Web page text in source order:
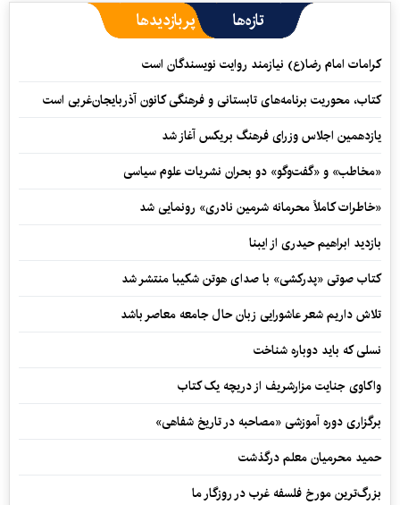
تازه‌ها پربازدیدها
کرامات امام رضا(ع) نیازمند روایت نویسندگان است
کتاب، محوریت برنامه‌های تابستانی و فرهنگی کانون آذربایجان‌غربی است
یازدهمین اجلاس وزرای فرهنگ بریکس آغاز شد
«مخاطب» و «گفت‌وگو» دو بحران نشریات علوم سیاسی
«خاطرات کاملاً محرمانه شرمین نادری» رونمایی شد
بازدید ابراهیم حیدری از ایبنا
کتاب صوتی «پدرکشی» با صدای هوتن شکیبا منتشر شد
تلاش داریم شعر عاشورایی زبان حال جامعه معاصر باشد
نسلی که باید دوباره شناخت
واکاوی جنایت مزارشریف از دریچه یک کتاب
برگزاری دوره آموزشی «مصاحبه در تاریخ شفاهی»
حمید محرمیان معلم درگذشت
بزرگ‌ترین مورخ فلسفه غرب در روزگار ما